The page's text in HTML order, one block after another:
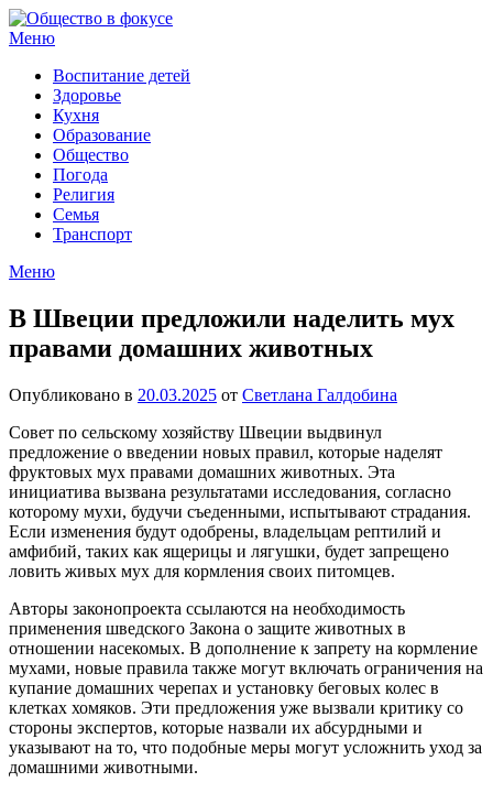
Перейти
к
Меню
Воспитание детей
Здоровье
Кухня
Образование
Общество
Погода
Религия
Семья
Транспорт
Меню
В Швеции предложили наделить мух
правами домашних животных
Опубликовано в 20.03.2025 от Светлана Галдобина
Совет по сельскому хозяйству Швеции выдвинул
предложение о введении новых правил, которые наделят
фруктовых мух правами домашних животных. Эта
инициатива вызвана результатами исследования, согласно
которому мухи, будучи съеденными, испытывают страдания.
Если изменения будут одобрены, владельцам рептилий и
амфибий, таких как ящерицы и лягушки, будет запрещено
ловить живых мух для кормления своих питомцев.
Авторы законопроекта ссылаются на необходимость
применения шведского Закона о защите животных в
отношении насекомых. В дополнение к запрету на кормление
мухами, новые правила также могут включать ограничения на
купание домашних черепах и установку беговых колес в
клетках хомяков. Эти предложения уже вызвали критику со
стороны экспертов, которые назвали их абсурдными и
указывают на то, что подобные меры могут усложнить уход за
домашними животными.